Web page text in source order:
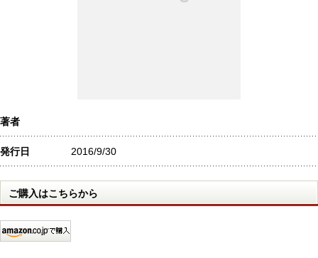
著者
発行日 2016/9/30
ご購入はこちらから